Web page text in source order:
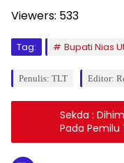
Viewers: 533
Tag: Bupati Nias
Penulis: TLT Editor:
Sekda :
Pada